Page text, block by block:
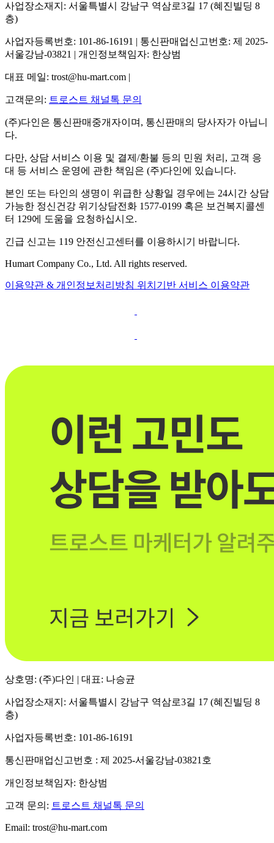
사업장소재지: 서울특별시 강남구 역삼로3길 17 (혜진빌딩 8
층)
사업자등록번호: 101-86-16191 | 통신판매업신고번호: 제 2025-
서울강남-03821 | 개인정보책임자: 한상범
대표 메일: trost@hu-mart.com |
고객문의: 트로스트 채널톡 문의
(주)다인은 통신판매중개자이며, 통신판매의 당사자가 아닙니
다.
다만, 상담 서비스 이용 및 결제/환불 등의 민원 처리, 고객 응
대 등 서비스 운영에 관한 책임은 (주)다인에 있습니다.
본인 또는 타인의 생명이 위급한 상황일 경우에는 24시간 상담
가능한 정신건강 위기상담전화 1577-0199 혹은 보건복지콜센
터 129에 도움을 요청하십시오.
긴급 신고는 119 안전신고센터를 이용하시기 바랍니다.
Humart Company Co., Ltd. All rights reserved.
이용약관 & 개인정보처리방침 위치기반 서비스 이용약관
상호명: (주)다인 | 대표: 나승균
사업장소재지: 서울특별시 강남구 역삼로3길 17 (혜진빌딩 8
층)
사업자등록번호: 101-86-16191
통신판매업신고번호 : 제 2025-서울강남-03821호
개인정보책임자: 한상범
고객 문의: 트로스트 채널톡 문의
Email: trost@hu-mart.com